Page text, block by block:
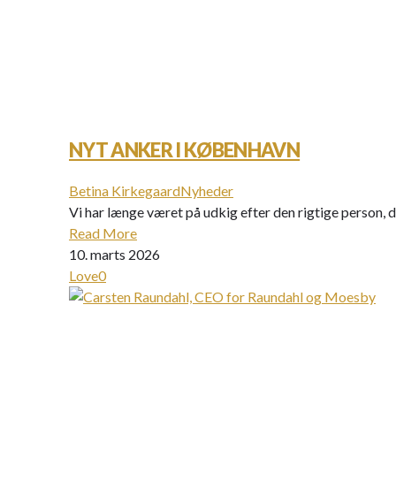
NYT ANKER I KØBENHAVN
Betina KirkegaardNyheder
Vi har længe været på udkig efter den rigtige person,
Read More
10. marts 2026
Love0